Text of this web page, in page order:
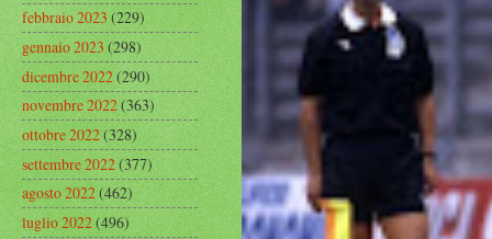
febbraio 2023(229)
gennaio 2023(298)
dicembre 2022(290)
novembre 2022(363)
ottobre 2022(328)
settembre 2022(377)
agosto 2022(462)
luglio 2022(496)